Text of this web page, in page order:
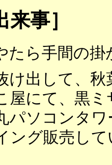
来事］
ら手間の掛
出して、秋
にて、黒ミ
ソコンタワ
ング販売し